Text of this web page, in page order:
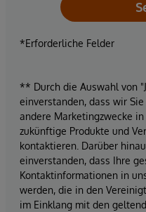
*Erforderliche Felder
** Durch die Auswahl von
einverstanden, dass wir
andere Marketingzwecke
zukünftige Produkte und
kontaktieren. Darüber
einverstanden, dass Ihre
Kontaktinformationen in
werden, die in den
im Einklang mit den